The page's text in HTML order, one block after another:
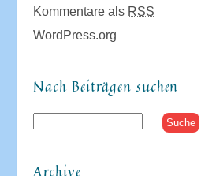
Kommentare als RSS
WordPress.org
Nach Beiträgen suchen
Archive